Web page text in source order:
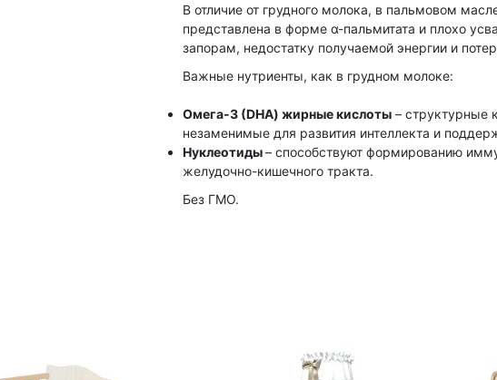
В отличие от грудного молока, в пальмовом
представлена в форме α-пальмитата и плохо
запорам, недостатку получаемой энергии и
Важные нутриенты, как в грудном молоке:
Омега-3 (DHA) жирные кислоты– структурные
незаменимые для развития интеллекта и
Нуклеотиды– способствуют формированию
желудочно-кишечного тракта.
Без ГМО.